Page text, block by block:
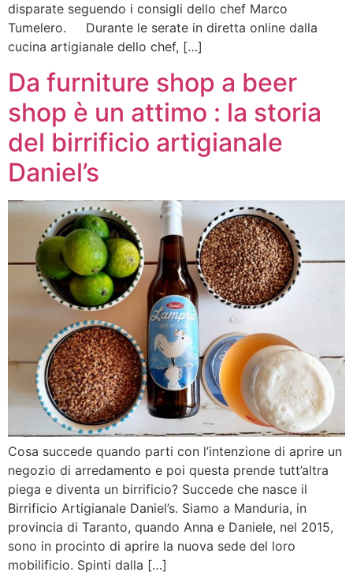
disparate seguendo i consigli dello chef Marco
Tumelero. Durante le serate in diretta online dalla
cucina artigianale dello chef, […]
Da furniture shop a beer
shop è un attimo : la storia
del birrificio artigianale
Daniel’s
Cosa succede quando parti con l’intenzione di aprire un
negozio di arredamento e poi questa prende tutt’altra
piega e diventa un birrificio? Succede che nasce il
Birrificio Artigianale Daniel’s. Siamo a Manduria, in
provincia di Taranto, quando Anna e Daniele, nel 2015,
sono in procinto di aprire la nuova sede del loro
mobilificio. Spinti dalla […]